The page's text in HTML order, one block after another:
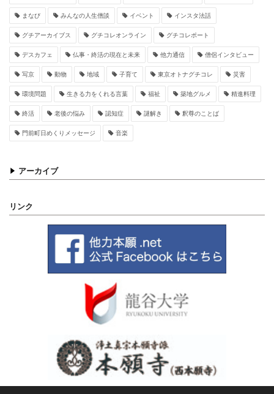
まなび みんなの人生僧談 イベント インスタ法話
グチアーカイブス グチコレオンライン グチコレポート
デスカフェ 仏事・終活の現在と未来 他力通信 僧侶インタビュー
写京 動物 地域 子育て 東京オトナグチコレ 災害
環境問題 生きる力をくれる言葉 福祉 築地グルメ 精進料理
終活 老後の悩み 認知症 謎解き 釈尊のことば
門前町日めくりメッセージ 音楽
アーカイブ
リンク